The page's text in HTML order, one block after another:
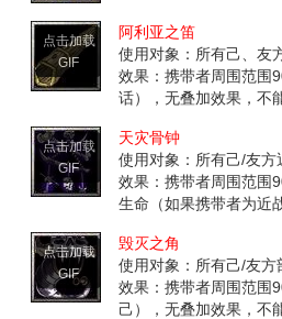
点击加载
GIF
阿利亚之笛
使用对象：所有己、友
效果：携带者周围范围
话），无叠加效果，不
点击加载
GIF
天灾骨钟
使用对象：所有己/友
效果：携带者周围范围
生命（如果携带者为近
点击加载
GIF
毁灭之角
使用对象：所有己/友
效果：携带者周围范围
己），无叠加效果，不